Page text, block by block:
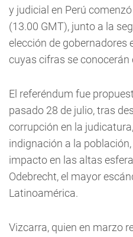
y judicial en Perú
(13.00 GMT), junto a la
elección de gobernadores
cuyas cifras se conocerán
El referéndum fue
pasado 28 de julio, tras
corrupción en la
indignación a la
impacto en las altas
Odebrecht, el mayor
Latinoamérica.
Vizcarra, quien en marzo